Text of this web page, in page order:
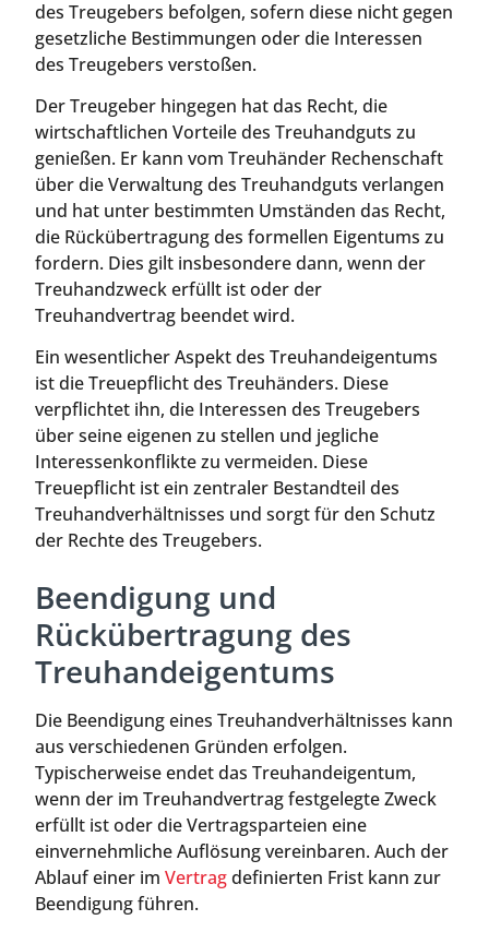
des Treugebers befolgen, sofern diese nicht gegen
gesetzliche Bestimmungen oder die Interessen
des Treugebers verstoßen.
Der Treugeber hingegen hat das Recht, die
wirtschaftlichen Vorteile des Treuhandguts zu
genießen. Er kann vom Treuhänder Rechenschaft
über die Verwaltung des Treuhandguts verlangen
und hat unter bestimmten Umständen das Recht,
die Rückübertragung des formellen Eigentums zu
fordern. Dies gilt insbesondere dann, wenn der
Treuhandzweck erfüllt ist oder der
Treuhandvertrag beendet wird.
Ein wesentlicher Aspekt des Treuhandeigentums
ist die Treuepflicht des Treuhänders. Diese
verpflichtet ihn, die Interessen des Treugebers
über seine eigenen zu stellen und jegliche
Interessenkonflikte zu vermeiden. Diese
Treuepflicht ist ein zentraler Bestandteil des
Treuhandverhältnisses und sorgt für den Schutz
der Rechte des Treugebers.
Beendigung und
Rückübertragung des
Treuhandeigentums
Die Beendigung eines Treuhandverhältnisses kann
aus verschiedenen Gründen erfolgen.
Typischerweise endet das Treuhandeigentum,
wenn der im Treuhandvertrag festgelegte Zweck
erfüllt ist oder die Vertragsparteien eine
einvernehmliche Auflösung vereinbaren. Auch der
Ablauf einer im Vertragdefinierten Frist kann zur
Beendigung führen.